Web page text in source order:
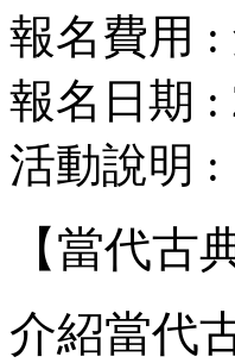
報名費用 :
報名日期 :
活動說明 :
【當代古
介紹當代